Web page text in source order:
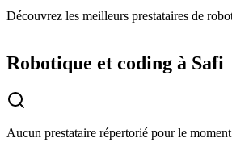
Découvrez les meilleurs prestataires de
Robotique et coding à Safi
Aucun prestataire répertorié pour le moment